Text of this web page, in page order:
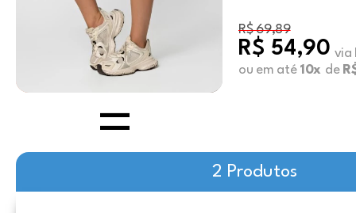
R$ 69,89
R$ 54,90 via
ou em até 10x de
2 Produtos